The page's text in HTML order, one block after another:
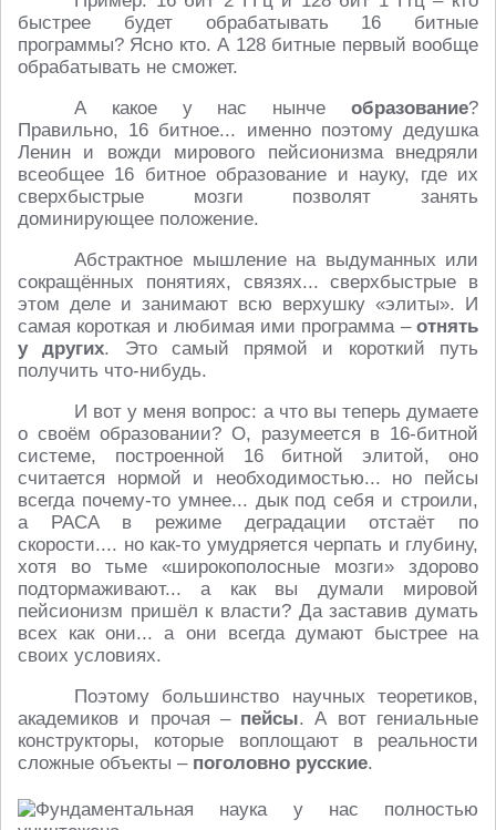
быстрее будет обрабатывать 16 битные
программы? Ясно кто. А 128 битные первый вообще
обрабатывать не сможет.
А какое у нас нынче образование?
Правильно, 16 битное... именно поэтому дедушка
Ленин и вожди мирового пейсионизма внедряли
всеобщее 16 битное образование и науку, где их
сверхбыстрые мозги позволят занять
доминирующее положение.
Абстрактное мышление на выдуманных или
сокращённых понятиях, связях... сверхбыстрые в
этом деле и занимают всю верхушку «элиты». И
самая короткая и любимая ими программа – отнять
у других. Это самый прямой и короткий путь
получить что-нибудь.
И вот у меня вопрос: а что вы теперь думаете
о своём образовании? О, разумеется в 16-битной
системе, построенной 16 битной элитой, оно
считается нормой и необходимостью... но пейсы
всегда почему-то умнее... дык под себя и строили,
а РАСА в режиме деградации отстаёт по
скорости.... но как-то умудряется черпать и глубину,
хотя во тьме «широкополосные мозги» здорово
подтормаживают... а как вы думали мировой
пейсионизм пришёл к власти? Да заставив думать
всех как они... а они всегда думают быстрее на
своих условиях.
Поэтому большинство научных теоретиков,
академиков и прочая – пейсы. А вот гениальные
конструкторы, которые воплощают в реальности
сложные объекты – поголовно русские.